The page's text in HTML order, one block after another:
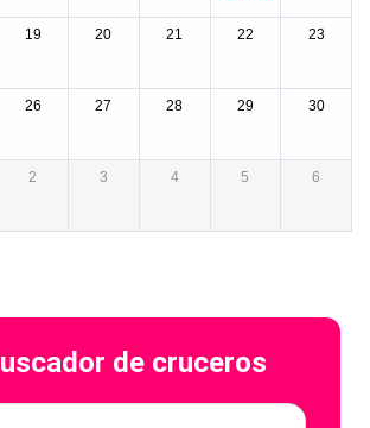
000
19 20 21 22 23
26 27 28 29 30
2 3 4 5 6
de cruceros